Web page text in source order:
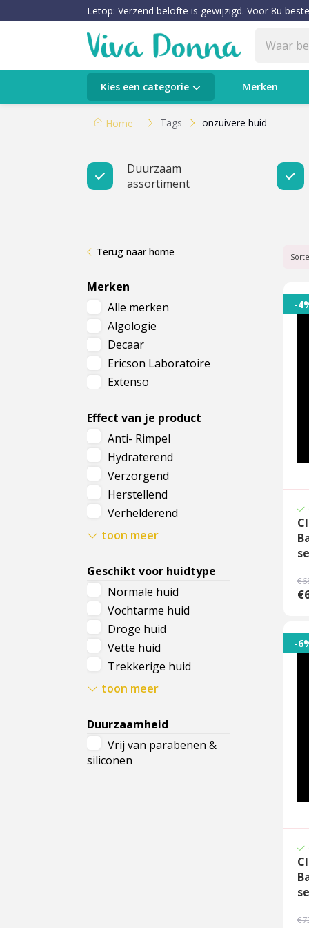
Letop: Verzend belofte is gewijzigd. Voor 8u
Kies een categorie Merken
Categorieën
Verzorging
Huidtypes & Huidcondities
Voeding & Gezondheid
Cadeau
Travel size producten
Home Tags onzuivere huid
Duurzaam
assortiment
Terug naar home
Merken
Alle merken
Algologie
Decaar
Ericson Laboratoire
Extenso
Effect van je product
Anti- Rimpel
Hydraterend
Verzorgend
Herstellend
Verhelderend
Kalmerend
Voedend
Tegen huidverslapping
Tegen pigmentvlekken
Tegen puistjes
toon meer
Geschikt voor huidtype
Normale huid
Vochtarme huid
Droge huid
Vette huid
Trekkerige huid
Onzuivere huid
Gevoelige huid
Vermoeide huid
Stralende huid
toon meer
Duurzaamheid
Vrij van parabenen &
siliconen
-
-